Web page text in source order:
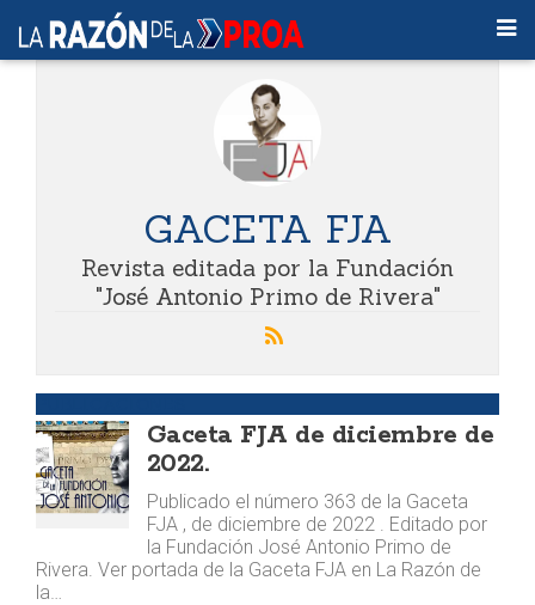
GACETA FJA
Revista editada por la Fundación
"José Antonio Primo de Rivera"
Gaceta FJA de diciembre de
2022.
Publicado el número 363 de la Gaceta
FJA , de diciembre de 2022 . Editado por
la Fundación José Antonio Primo de
Rivera. Ver portada de la Gaceta FJA en La Razón de
la…